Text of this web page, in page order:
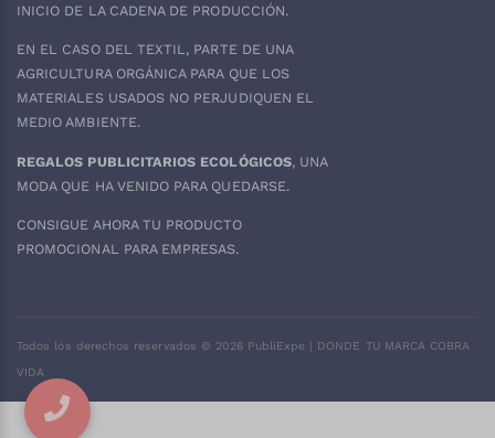
INICIO DE LA CADENA DE PRODUCCIÓN.
EN EL CASO DEL TEXTIL, PARTE DE UNA
AGRICULTURA ORGÁNICA PARA QUE LOS
MATERIALES USADOS NO PERJUDIQUEN EL
MEDIO AMBIENTE.
REGALOS PUBLICITARIOS ECOLÓGICOS, UNA
MODA QUE HA VENIDO PARA QUEDARSE.
CONSIGUE AHORA TU PRODUCTO
PROMOCIONAL PARA EMPRESAS.
Todos los derechos reservados © 2026 PubliExpe | DONDE TU MARCA COBRA
VIDA